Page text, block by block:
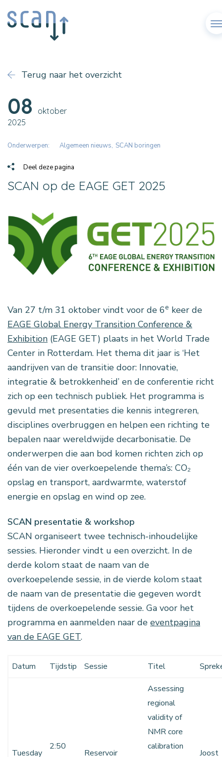
Terug naar het overzicht
08 oktober
2025
Onderwerpen: Algemeen nieuws SCAN boringen
Deel deze pagina
SCAN op de EAGE GET 2025
Van 27 t/m 31 oktober vindt voor de 6e keer de
EAGE Global Energy Transition Conference &
Exhibition (EAGE GET) plaats in het World Trade
Center in Rotterdam. Het thema dit jaar is ‘Het
aandrijven van de transitie door: Innovatie,
integratie & betrokkenheid’ en de conferentie richt
zich op een technisch publiek. Het programma is
gevuld met presentaties die kennis integreren,
disciplines overbruggen en helpen een richting te
bepalen naar wereldwijde decarbonisatie. De
onderwerpen die aan bod komen richten zich op
één van de vier overkoepelende thema’s: CO₂
opslag en transport, aardwarmte, waterstof
energie en opslag en wind op zee.
SCAN presentatie & workshop
SCAN organiseert twee technisch-inhoudelijke
sessies. Hieronder vindt u een overzicht. In de
derde kolom staat de naam van de
overkoepelende sessie, in de vierde kolom staat
de naam van de presentatie die gegeven wordt
tijdens de overkoepelende sessie. Ga voor het
programma en aanmelden naar de eventpagina
van de EAGE GET.
Datum Tijdstip Sessie Titel
Tuesday
2:50
Reservoir
Assessing
regional
validity of
NMR core
calibration
Joost